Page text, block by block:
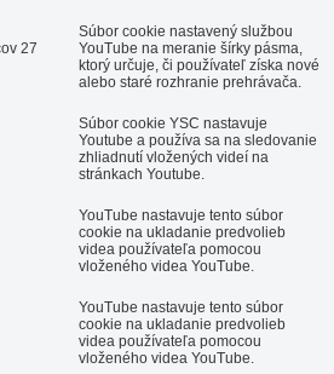
27
Súbor cookie nastavený službou
YouTube na meranie šírky pásma,
ktorý určuje, či používateľ získa nové
alebo staré rozhranie prehrávača.
Súbor cookie YSC nastavuje
Youtube a používa sa na sledovanie
zhliadnutí vložených videí na
stránkach Youtube.
YouTube nastavuje tento súbor
cookie na ukladanie predvolieb
videa používateľa pomocou
vloženého videa YouTube.
YouTube nastavuje tento súbor
cookie na ukladanie predvolieb
videa používateľa pomocou
vloženého videa YouTube.